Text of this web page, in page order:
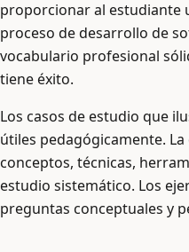
proporcionar al estudiante
proceso de desarrollo de
vocabulario profesional
tiene éxito.
Los casos de estudio que
útiles pedagógicamente.
conceptos, técnicas,
estudio sistemático. Los
preguntas conceptuales y